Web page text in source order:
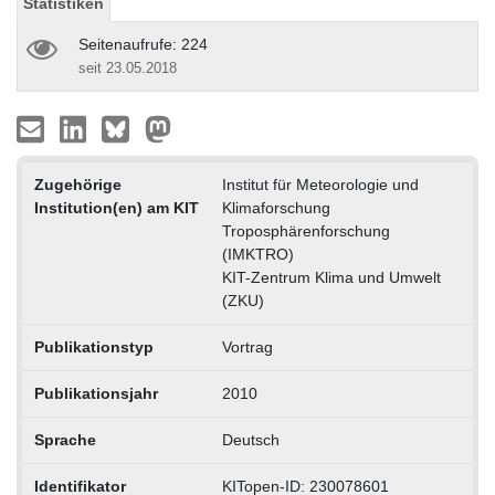
Seitenaufrufe: 224
seit 23.05.2018
Zugehörige
Institution(en) am KIT
Institut für Meteorologie und
Klimaforschung
Troposphärenforschung
(IMKTRO)
KIT-Zentrum Klima und Umwelt
(ZKU)
Publikationstyp Vortrag
Publikationsjahr 2010
Sprache Deutsch
Identifikator KITopen-ID: 230078601